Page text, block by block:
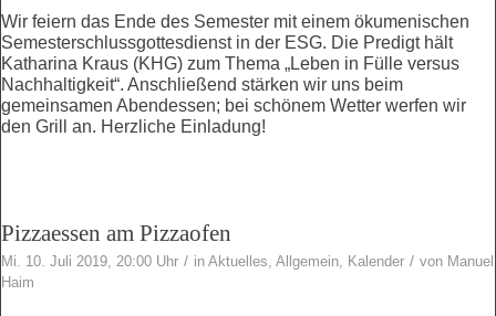
Wir feiern das Ende des Semester mit einem ökumenischen
Semesterschlussgottesdienst in der ESG. Die Predigt hält
Katharina Kraus (KHG) zum Thema „Leben in Fülle versus
Nachhaltigkeit“. Anschließend stärken wir uns beim
gemeinsamen Abendessen; bei schönem Wetter werfen wir
den Grill an. Herzliche Einladung!
Pizzaessen am Pizzaofen
Mi. 10. Juli 2019, 20:00 Uhr / in Aktuelles Allgemein Kalender / von Manuel
Haim